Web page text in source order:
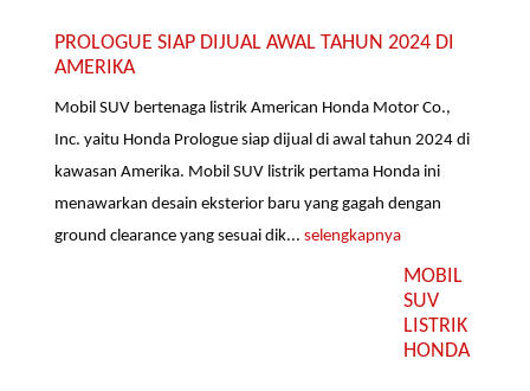
PROLOGUE SIAP DIJUAL AWAL TAHUN 2024 DI
AMERIKA
Mobil SUV bertenaga listrik American Honda Motor Co.,
Inc. yaitu Honda Prologue siap dijual di awal tahun 2024 di
kawasan Amerika. Mobil SUV listrik pertama Honda ini
menawarkan desain eksterior baru yang gagah dengan
ground clearance yang sesuai dik...selengkapnya
MOBIL
SUV
LISTRIK
HONDA